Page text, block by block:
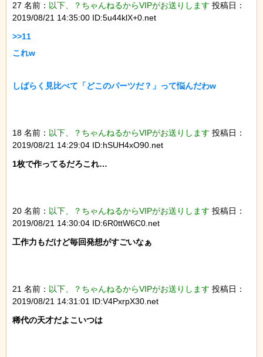
27 名前： 以下、？ちゃんねるからVIPがお送りします 投稿日：
2019/08/21 14:35:00 ID:5u44klX+0.net
>>11
これw
しばらく見比べて「どこのパーツだ？」って悩んだわw
18 名前： 以下、？ちゃんねるからVIPがお送りします 投稿日：
2019/08/21 14:29:04 ID:hSUH4xO90.net
1枚で作ってるだろこれ…
20 名前： 以下、？ちゃんねるからVIPがお送りします 投稿日：
2019/08/21 14:30:04 ID:6R0ttW6C0.net
工作力もだけど毎回発想がすごいなぁ
21 名前： 以下、？ちゃんねるからVIPがお送りします 投稿日：
2019/08/21 14:31:01 ID:V4PxrpX30.net
稀代の天才だよこいつは